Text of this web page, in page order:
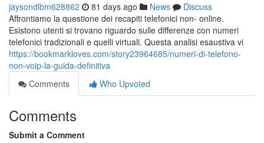
jaysondlbm628862 81 days ago News
Discuss
Affrontiamo la questione dei recapiti telefonici non- online.
Esistono utenti si trovano riguardo sulle differenze con numeri
telefonici tradizionali e quelli virtuali. Questa analisi esaustiva vi
https://bookmarkloves.com/story23964685/numeri-di-telefono-
non-voip-la-guida-definitiva
Comments
Who Upvoted
Comments
Submit a Comment